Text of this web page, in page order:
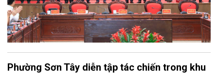
Phường Sơn Tây diễn tập tác chiến trong khu